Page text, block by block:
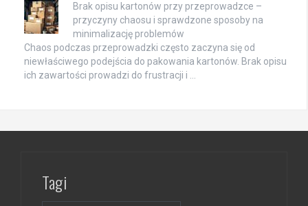
Brak opisu kartonów przy przeprowadzce –
przyczyny chaosu i sprawdzone sposoby na
minimalizację problemów
Chaos podczas przeprowadzki często zaczyna się od
niewłaściwego podejścia do pakowania kartonów. Brak opisu
ich zawartości prowadzi do frustracji i …
Tagi